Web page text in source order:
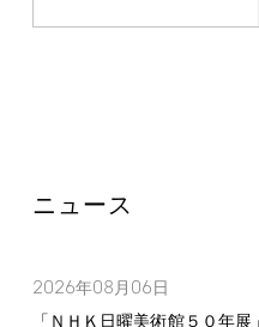
ニュース
2026年08月 06日
「ＮＨＫ日曜美術館５０年